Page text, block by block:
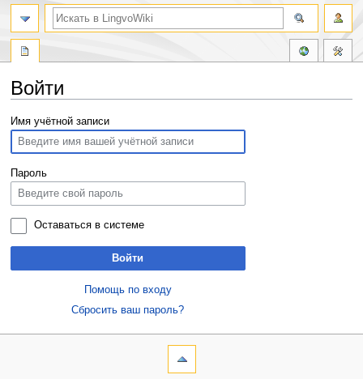
Войти
Перейти
навигации
Перейти
поиску
Имя учётной записи
Пароль
Оставаться в системе
Войти
Помощь по входу
Сбросить ваш пароль?